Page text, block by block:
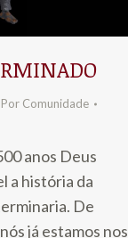
Por Comunidade
anos Deus
a história da
De
já estamos nos